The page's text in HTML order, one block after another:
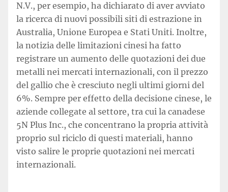
N.V., per esempio, ha dichiarato di aver avviato
la ricerca di nuovi possibili siti di estrazione in
Australia, Unione Europea e Stati Uniti. Inoltre,
la notizia delle limitazioni cinesi ha fatto
registrare un aumento delle quotazioni dei due
metalli nei mercati internazionali, con il prezzo
del gallio che è cresciuto negli ultimi giorni del
6%. Sempre per effetto della decisione cinese, le
aziende collegate al settore, tra cui la canadese
5N Plus Inc., che concentrano la propria attività
proprio sul riciclo di questi materiali, hanno
visto salire le proprie quotazioni nei mercati
internazionali.